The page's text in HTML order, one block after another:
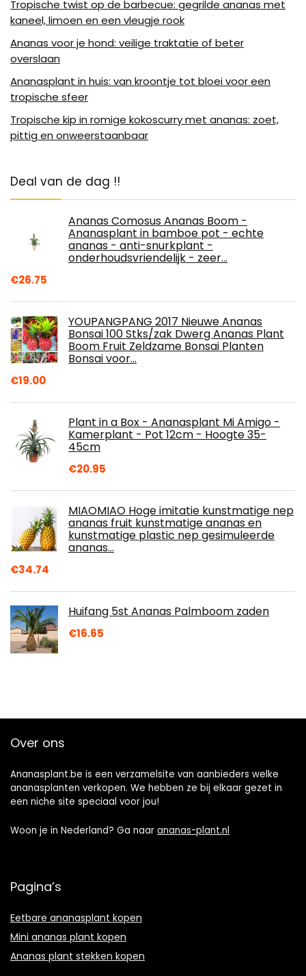
Tropische twist op de barbecue: gegrilde ananas met
kaneel, limoen en een vleugje rook
Ananas voor je hond: veilige traktatie of beter
overslaan
Ananasplant in huis: van kroontje tot bloei voor een
tropische sfeer
Tropische kip in romige kokoscurry met ananas: zoet,
pittig en onweerstaanbaar
Deal van de dag !!
Ananas Comosus Ananas Boom -
Ananasplant in bamboe pot - echte
ananas - anti-snurkplant -
onderhoudsvriendelijk - zeer…
€26.75
YOUPANGPANG 2017 Nieuwe Ananas
Bonsai 100 Stks/zak Dwerg Ananas Plant
Boom Fruit Zeldzame Bonsai Planten
Bonsai voor…
€19.00
Plant in a Box - Ananasplant Mi Amigo -
Kamerplant - Pot 12cm - Hoogte 35-
45cm
€20.95
MIAOMIAO Hoge imitatie kunstmatige nep
ananas fruit kunstmatige ananas en
kunstmatige plastic nep gesimuleerde
ananas…
€34.74
Huifang 5st Ananas Palmboom zaden
€16.65
Over ons
Ananasplant.be is een verzamelsite van aanbieders welke
ananasplanten verkopen. We hebben ze bij elkaar gezet in
een niche site speciaal voor jou!
Woon je in Nederland? Ga naar ananas-plant.nl
Pagina’s
Eetbare ananasplant kopen
Mini ananas plant kopen
Ananas plant stekken kopen